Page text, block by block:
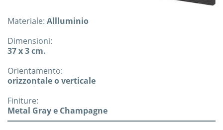
Materiale: Allluminio
Dimensioni:
37 x 3 cm.
Orientamento:
orizzontale o verticale
Finiture:
Metal Gray e Champagne